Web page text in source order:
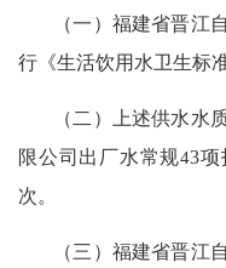
（一） 福建省晋江
行《生活饮用水卫生标
（二） 上述供水水
限公司出厂水常规43项
次。
（三） 福建省晋江